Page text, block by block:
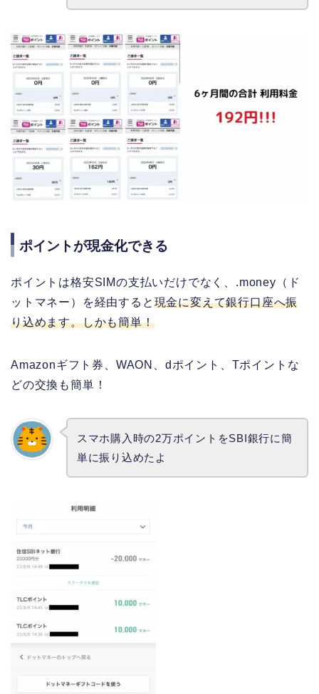
ポイントが現金化できる
ポイントは格安SIMの支払いだけでなく、.money（ド
ットマネー）を経由すると 現金に変えて銀行口座へ振
り込めます。しかも簡単！
Amazonギフト券、WAON、dポイント、Tポイントな
どの交換も簡単！
スマホ購入時の2万ポイントをSBI銀行に簡
単に振り込めたよ